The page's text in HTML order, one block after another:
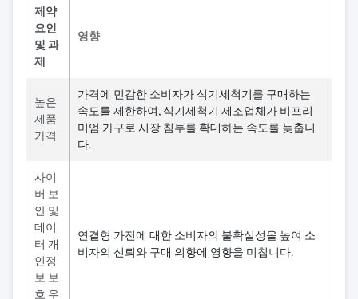
제약
요인
및 과
제
영향
높은
제품
가격
가격에 민감한 소비자가 식기세척기를 구매하는
속도를 제한하여, 식기세척기 제조업체가 비프리
미엄 가구로 시장 침투를 확대하는 속도를 늦춥니
다.
사이
버 보
안 및
데이
터 개
인정
보 보
호 우
연결형 가전에 대한 소비자의 불확실성을 높여 소
비자의 신뢰와 구매 의향에 영향을 미칩니다.